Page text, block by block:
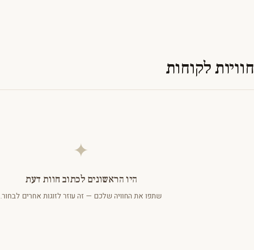
חוויות לקוחות
✦
היו הראשונים לכתוב חוות דעת
שתפו את החוויה שלכם — זה עוזר לזוגות אחרים לבחור.